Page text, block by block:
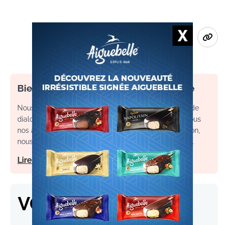
Bienvenue dans l’espace commentaire
Nous souhaitons un espace de débat, d’échange et de
dialogue. Afin d'améliorer la qualité des échanges sous
nos articles, ainsi que votre expérience de contribution,
nous vous invitons à consulter nos règles d’utilisation.
Lire notre charte
VOS RÉACTIONS